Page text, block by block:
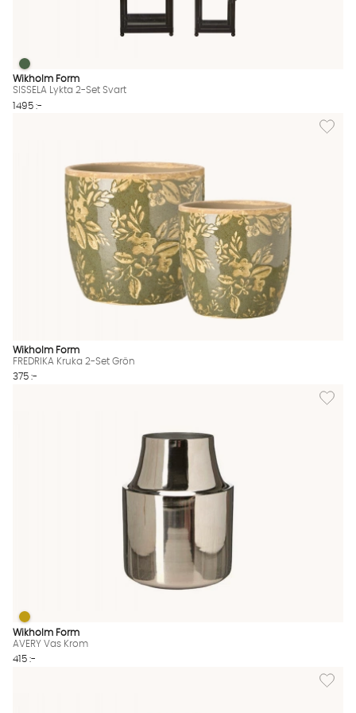
SISSELA Lykta 2-Set Svart Finns även i dessa färger:
SISSELA Lykta 2-Set Svart
Wikholm Form
SISSELA Lykta 2-Set Svart
1495 :-
Lägg
Wikholm Form
FREDRIKA Kruka 2-Set Grön
375 :-
Lägg
AVERY Vas Krom Finns även i dessa färger:
AVERY Vas Krom
Wikholm Form
AVERY Vas Krom
415 :-
Lägg